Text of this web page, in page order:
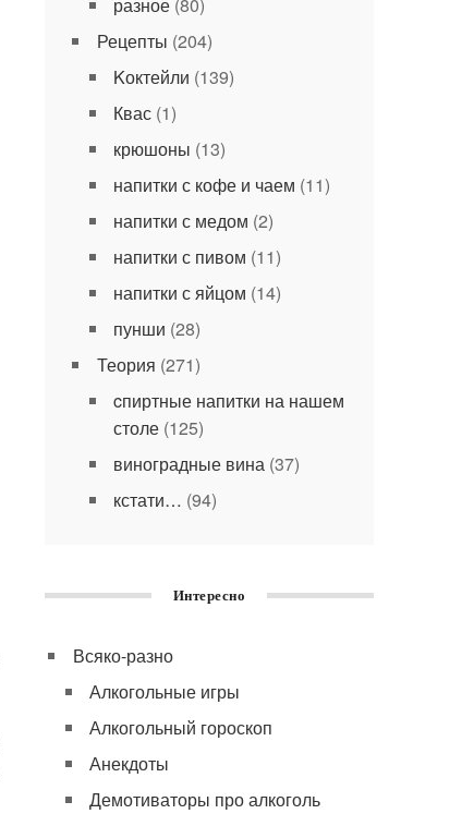
разное(80)
Рецепты (204)
Kоктейли (139)
Квас(1)
крюшоны (13)
напитки с кофе и чаем (11)
напитки с медом (2)
напитки с пивом (11)
напитки с яйцом (14)
пунши (28)
Теория (271)
cпиртные напитки на нашем
столе(125)
виноградные вина(37)
кстати… (94)
Интересно
Всяко-разно
Алкогольные игры
Алкогольный гороскоп
Анекдоты
Демотиваторы про алкоголь